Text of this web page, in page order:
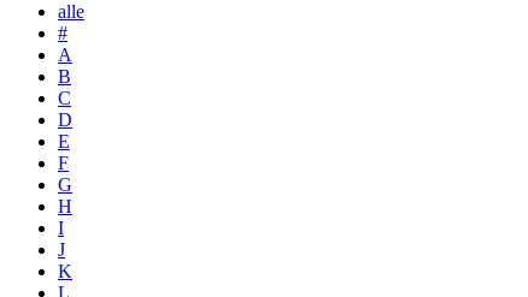
alle
#
A
B
C
D
E
F
G
H
I
J
K